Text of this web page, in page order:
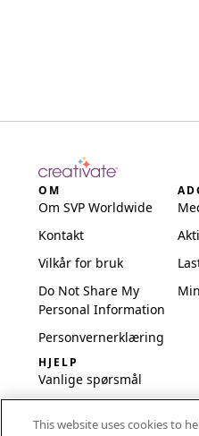
OM
Om SVP Worldwide
Kontakt
Vilkår for bruk
Do Not Share My
Personal Information
Personvernerklæring
HJELP
Vanlige spørsmål
oppsett
This website uses cookies to